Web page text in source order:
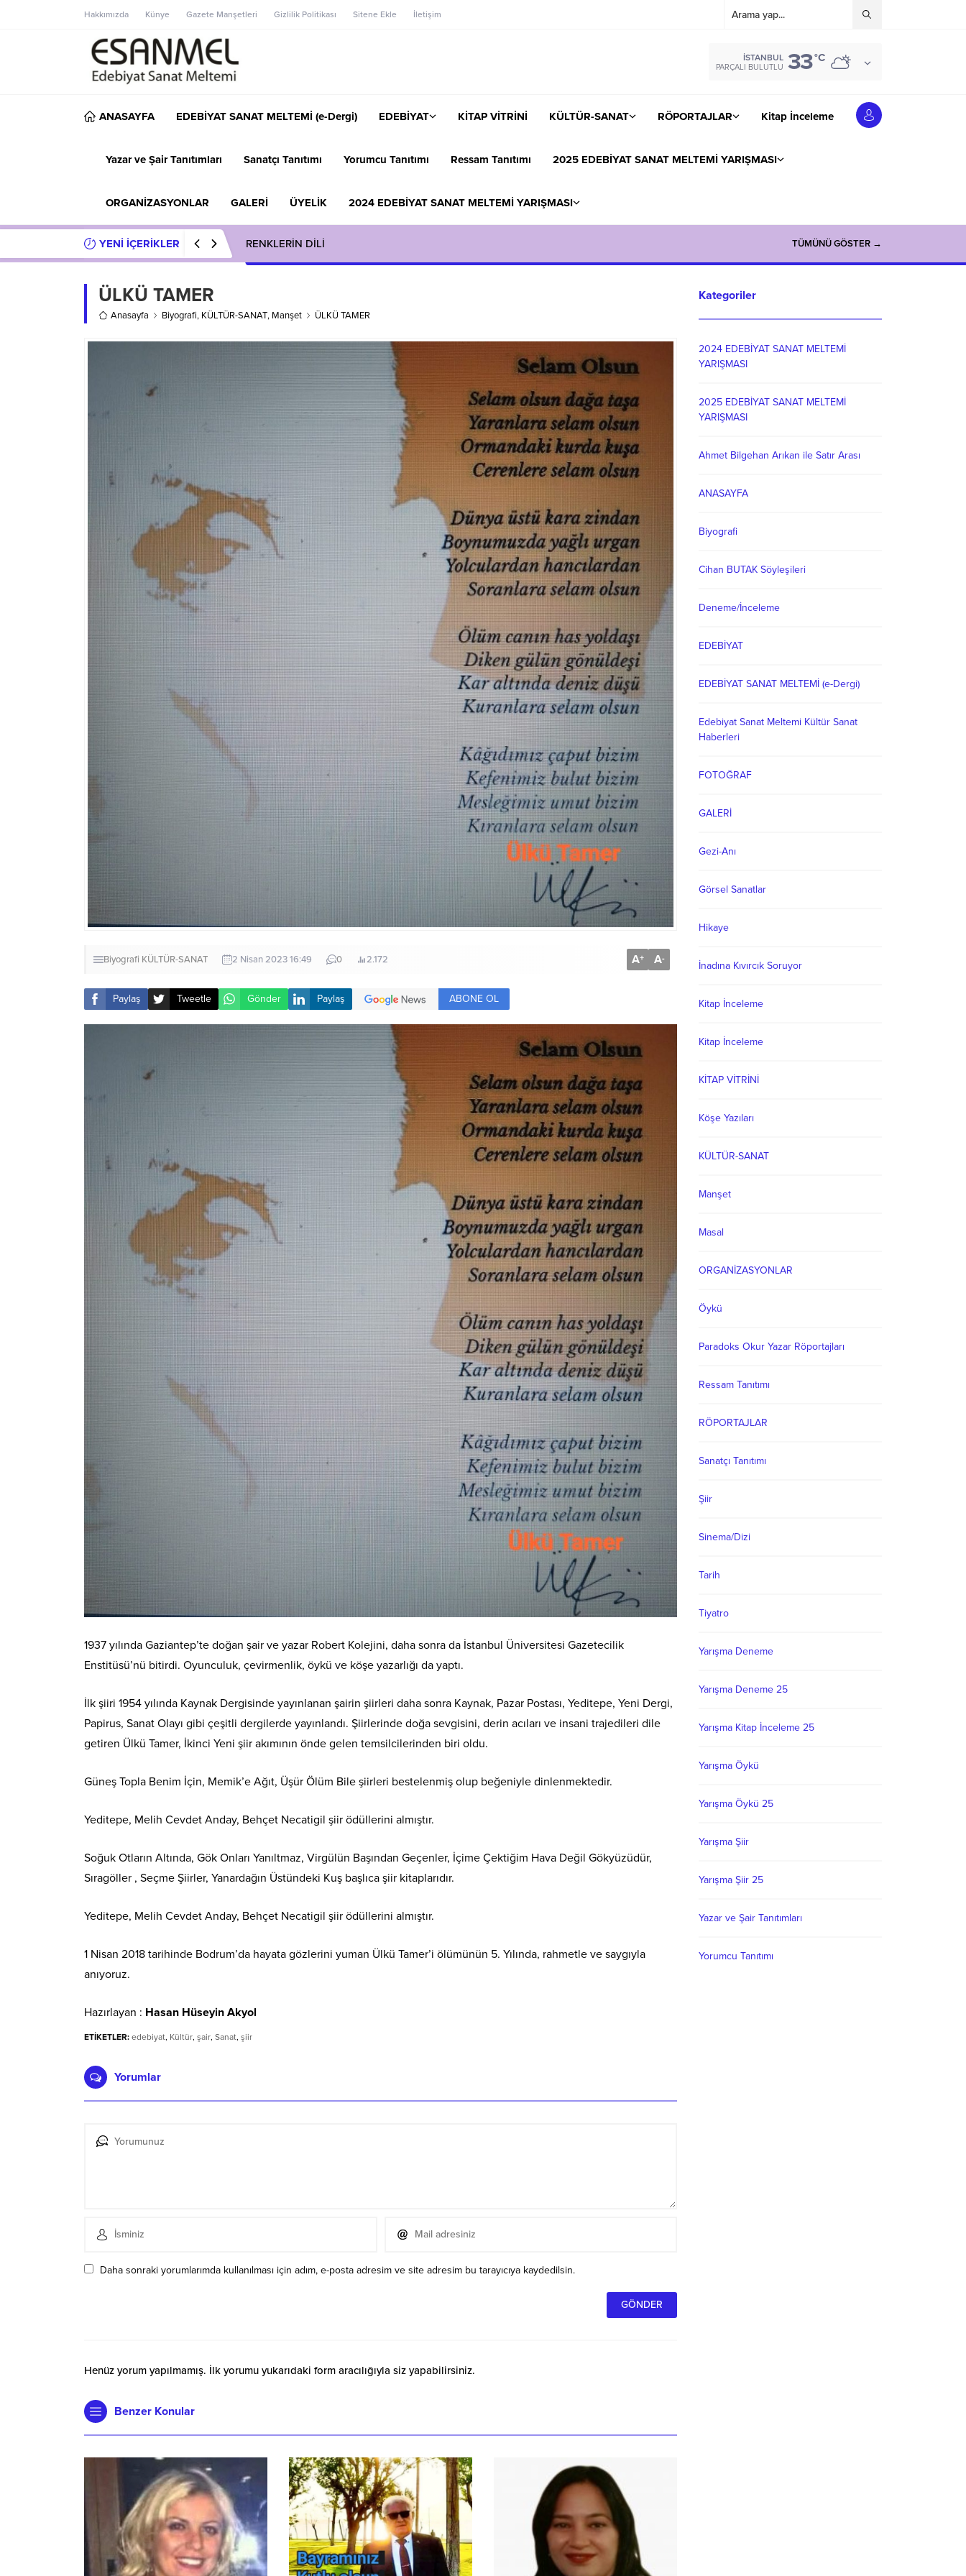
Hakkımızda Künye Gazete Manşetleri Gizlilik Politikası Sitene Ekle İletişim
İSTANBUL
PARÇALI BULUTLU 33°C
ANASAYFA EDEBİYAT SANAT MELTEMİ (e-Dergi) EDEBİYAT KİTAP VİTRİNİ KÜLTÜR-SANAT RÖPORTAJLAR Kitap İnceleme
Yazar ve Şair Tanıtımları Sanatçı Tanıtımı Yorumcu Tanıtımı Ressam Tanıtımı 2025 EDEBİYAT SANAT MELTEMİ YARIŞMASI
ORGANİZASYONLAR GALERİ ÜYELİK 2024 EDEBİYAT SANAT MELTEMİ YARIŞMASI
YENİ İÇERİKLER RENKLERİN DİLİ TÜMÜNÜ GÖSTER →
ÜLKÜ TAMER
Anasayfa Biyografi, KÜLTÜR-SANAT, Manşet ÜLKÜ TAMER
Biyografi KÜLTÜR-SANAT 2 Nisan 2023 16:49 0 2.172 A+ A-
Paylaş Tweetle Gönder Paylaş ABONE OL
1937 yılında Gaziantep’te doğan şair ve yazar Robert Kolejini, daha sonra da İstanbul Üniversitesi Gazetecilik
Enstitüsü’nü bitirdi. Oyunculuk, çevirmenlik, öykü ve köşe yazarlığı da yaptı.
İlk şiiri 1954 yılında Kaynak Dergisinde yayınlanan şairin şiirleri daha sonra Kaynak, Pazar Postası, Yeditepe, Yeni Dergi,
Papirus, Sanat Olayı gibi çeşitli dergilerde yayınlandı. Şiirlerinde doğa sevgisini, derin acıları ve insani trajedileri dile
getiren Ülkü Tamer, İkinci Yeni şiir akımının önde gelen temsilcilerinden biri oldu.
Güneş Topla Benim İçin, Memik’e Ağıt, Üşür Ölüm Bile şiirleri bestelenmiş olup beğeniyle dinlenmektedir.
Yeditepe, Melih Cevdet Anday, Behçet Necatigil şiir ödüllerini almıştır.
Soğuk Otların Altında, Gök Onları Yanıltmaz, Virgülün Başından Geçenler, İçime Çektiğim Hava Değil Gökyüzüdür,
Sıragöller , Seçme Şiirler, Yanardağın Üstündeki Kuş başlıca şiir kitaplarıdır.
Yeditepe, Melih Cevdet Anday, Behçet Necatigil şiir ödüllerini almıştır.
1 Nisan 2018 tarihinde Bodrum’da hayata gözlerini yuman Ülkü Tamer’i ölümünün 5. Yılında, rahmetle ve saygıyla
anıyoruz.
Hazırlayan : Hasan Hüseyin Akyol
ETİKETLER: edebiyat, Kültür, şair, Sanat, şiir
Yorumlar
Daha sonraki yorumlarımda kullanılması için adım, e-posta adresim ve site adresim bu tarayıcıya kaydedilsin.
Henüz yorum yapılmamış. İlk yorumu yukarıdaki form aracılığıyla siz yapabilirsiniz.
Benzer Konular
Kategoriler
2024 EDEBİYAT SANAT MELTEMİ
YARIŞMASI
2025 EDEBİYAT SANAT MELTEMİ
YARIŞMASI
Ahmet Bilgehan Arıkan ile Satır Arası
ANASAYFA
Biyografi
Cihan BUTAK Söyleşileri
Deneme/İnceleme
EDEBİYAT
EDEBİYAT SANAT MELTEMİ (e-Dergi)
Edebiyat Sanat Meltemi Kültür Sanat
Haberleri
FOTOĞRAF
GALERİ
Gezi-Anı
Görsel Sanatlar
Hikaye
İnadına Kıvırcık Soruyor
Kitap İnceleme
Kitap İnceleme
KİTAP VİTRİNİ
Köşe Yazıları
KÜLTÜR-SANAT
Manşet
Masal
ORGANİZASYONLAR
Öykü
Paradoks Okur Yazar Röportajları
Ressam Tanıtımı
RÖPORTAJLAR
Sanatçı Tanıtımı
Şiir
Sinema/Dizi
Tarih
Tiyatro
Yarışma Deneme
Yarışma Deneme 25
Yarışma Kitap İnceleme 25
Yarışma Öykü
Yarışma Öykü 25
Yarışma Şiir
Yarışma Şiir 25
Yazar ve Şair Tanıtımları
Yorumcu Tanıtımı